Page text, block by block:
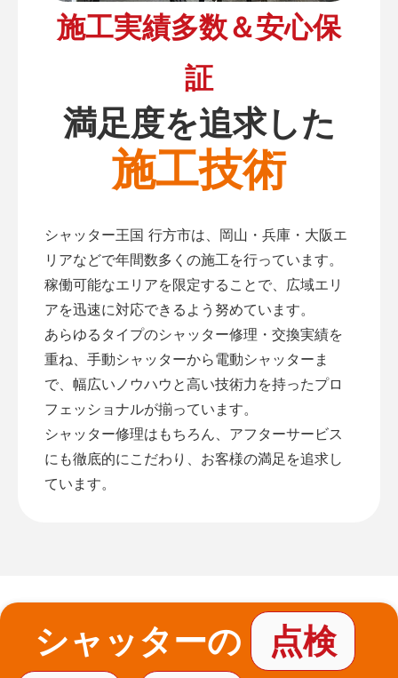
施工実績多数＆安心保
証
満足度を追求した
施工技術
シャッター王国 行方市は、岡山・兵庫・大阪エ
リアなどで年間数多くの施工を行っています。
稼働可能なエリアを限定することで、広域エリ
アを迅速に対応できるよう努めています。
あらゆるタイプのシャッター修理・交換実績を
重ね、手動シャッターから電動シャッターま
で、幅広いノウハウと高い技術力を持ったプロ
フェッショナルが揃っています。
シャッター修理はもちろん、アフターサービス
にも徹底的にこだわり、お客様の満足を追求し
ています。
シャッターの
点検